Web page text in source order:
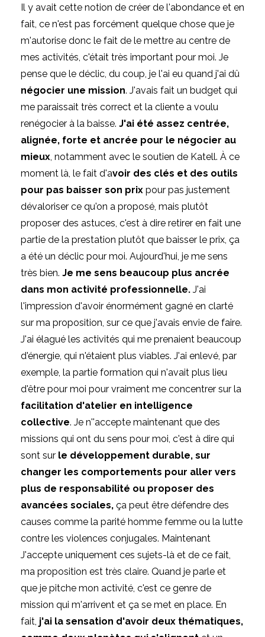
Il y avait cette notion de créer de l'abondance et en
fait, ce n'est pas forcément quelque chose que je
m'autorise donc le fait de le mettre au centre de
mes activités, c'était très important pour moi. Je
pense que le déclic, du coup, je l'ai eu quand j'ai dû
négocier une mission. J'avais fait un budget qui
me paraissait très correct et la cliente a voulu
renégocier à la baisse. J'ai été assez centrée,
alignée, forte et ancrée pour le négocier au
mieux , notamment avec le soutien de Katell. À ce
moment là, le fait d'avoir des clés et des outils
pour pas baisser son prix pour pas justement
dévaloriser ce qu'on a proposé, mais plutôt
proposer des astuces, c'est à dire retirer en fait une
partie de la prestation plutôt que baisser le prix, ça
a été un déclic pour moi. Aujourd'hui, je me sens
très bien. Je me sens beaucoup plus ancrée
dans mon activité professionnelle. J'ai
l'impression d'avoir énormément gagné en clarté
sur ma proposition, sur ce que j'avais envie de faire.
J'ai élagué les activités qui me prenaient beaucoup
d'énergie, qui n'étaient plus viables. J'ai enlevé, par
exemple, la partie formation qui n'avait plus lieu
d'être pour moi pour vraiment me concentrer sur la
facilitation d'atelier en intelligence
collective. Je n''accepte maintenant que des
missions qui ont du sens pour moi, c'est à dire qui
sont sur le développement durable, sur
changer les comportements pour aller vers
plus de responsabilité ou proposer des
avancées sociales, ça peut être défendre des
causes comme la parité homme femme ou la lutte
contre les violences conjugales. Maintenant
J'accepte uniquement ces sujets-là et de ce fait,
ma proposition est très claire. Quand je parle et
que je pitche mon activité, c'est ce genre de
mission qui m'arrivent et ça se met en place. En
fait, j'ai la sensation d'avoir deux thématiques,